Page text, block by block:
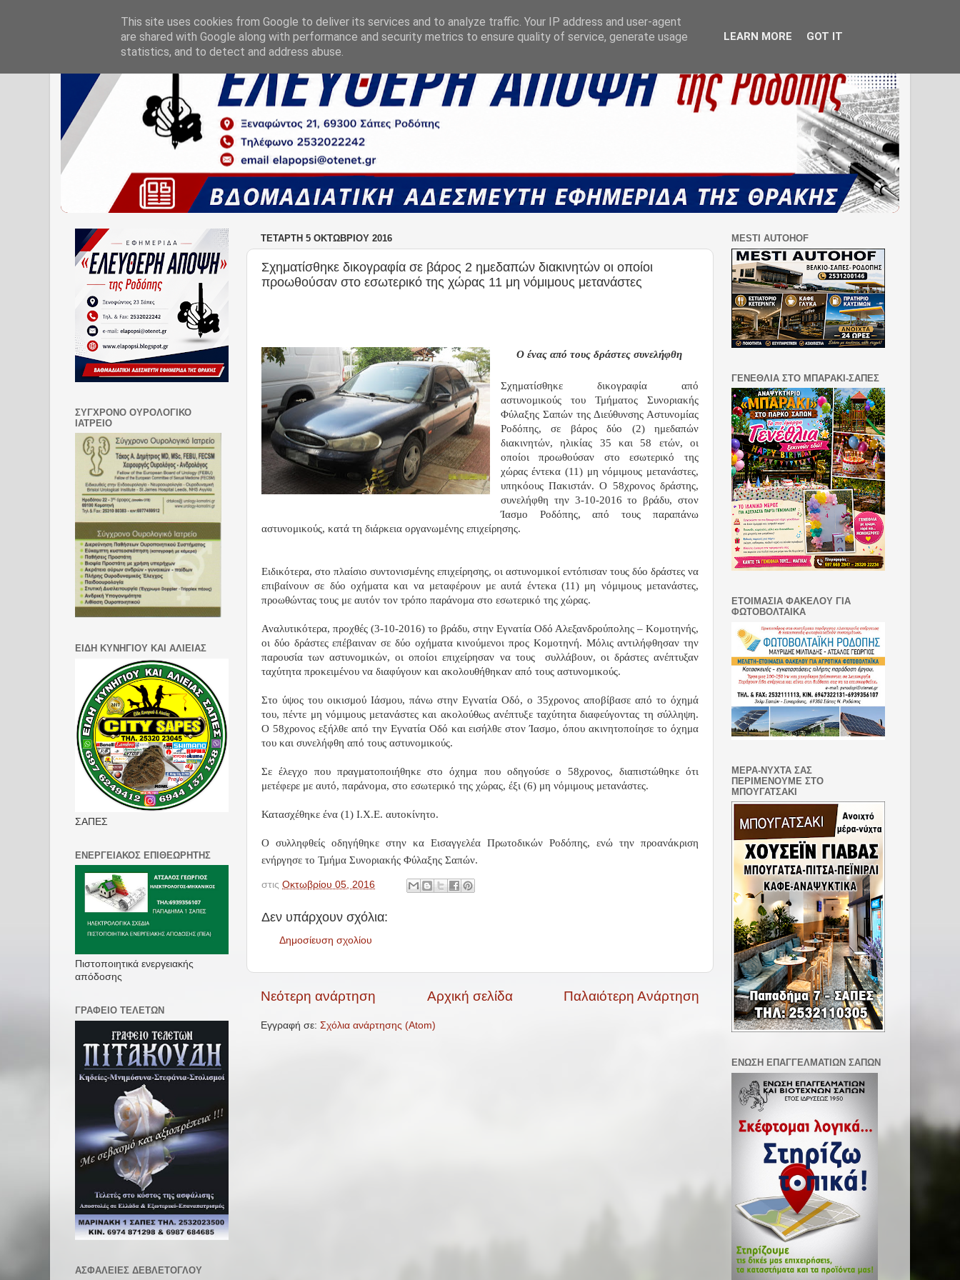
ΤΕΤΆΡΤΗ 5 ΟΚΤΩΒΡΊΟΥ 2016
Σχηματίσθηκε δικογραφία σε βάρος 2 ημεδαπών διακινητών οι οποίοι
προωθούσαν στο εσωτερικό της χώρας 11 μη νόμιμους μετανάστες
Ο ένας από τους δράστες συνελήφθη
Σχηματίσθηκε δικογραφία από
αστυνομικούς του Τμήματος Συνοριακής
Φύλαξης Σαπών της Διεύθυνσης Αστυνομίας
Ροδόπης, σε βάρος δύο (2) ημεδαπών
διακινητών, ηλικίας 35 και 58 ετών, οι
οποίοι προωθούσαν στο εσωτερικό της
χώρας έντεκα (11) μη νόμιμους μετανάστες,
υπηκόους Πακιστάν. Ο 58χρονος δράστης,
συνελήφθη την 3-10-2016 το βράδυ, στον
Ίασμο Ροδόπης, από τους παραπάνω
αστυνομικούς, κατά τη διάρκεια οργανωμένης επιχείρησης.
Ειδικότερα, στο πλαίσιο συντονισμένης επιχείρησης, οι αστυνομικοί εντόπισαν τους δύο δράστες να
επιβαίνουν σε δύο οχήματα και να μεταφέρουν με αυτά έντεκα (11) μη νόμιμους μετανάστες,
προωθώντας τους με αυτόν τον τρόπο παράνομα στο εσωτερικό της χώρας.
Αναλυτικότερα, προχθές (3-10-2016) το βράδυ, στην Εγνατία Οδό Αλεξανδρούπολης – Κομοτηνής,
οι δύο δράστες επέβαιναν σε δύο οχήματα κινούμενοι προς Κομοτηνή. Μόλις αντιλήφθησαν την
παρουσία των αστυνομικών, οι οποίοι επιχείρησαν να τους
συλλάβουν, οι δράστες ανέπτυξαν
ταχύτητα προκειμένου να διαφύγουν και ακολουθήθηκαν από τους αστυνομικούς.
Στο ύψος του οικισμού Ιάσμου, πάνω στην Εγνατία Οδό, ο 35χρονος αποβίβασε από το όχημά
του, πέντε μη νόμιμους μετανάστες και ακολούθως ανέπτυξε ταχύτητα διαφεύγοντας τη σύλληψη.
Ο 58χρονος εξήλθε από την Εγνατία Οδό και εισήλθε στον Ίασμο, όπου ακινητοποίησε το όχημα
του και συνελήφθη από τους αστυνομικούς.
Σε έλεγχο που πραγματοποιήθηκε στο όχημα που οδηγούσε ο 58χρονος, διαπιστώθηκε ότι
μετέφερε με αυτό, παράνομα, στο εσωτερικό της χώρας, έξι (6) μη νόμιμους μετανάστες.
Κατασχέθηκε ένα (1) Ι.Χ.Ε. αυτοκίνητο.
Ο συλληφθείς οδηγήθηκε στην κα Εισαγγελέα Πρωτοδικών Ροδόπης, ενώ την προανάκριση
ενήργησε το Τμήμα Συνοριακής Φύλαξης Σαπών.
στις Οκτωβρίου 05, 2016
Δεν υπάρχουν σχόλια:
Δημοσίευση σχολίου
Νεότερη ανάρτηση Παλαιότερη Ανάρτηση
Αρχική σελίδα
Εγγραφή σε: Σχόλια ανάρτησης (Atom)
ΣΥΓΧΡΟΝΟ ΟΥΡΟΛΟΓΙΚΟ
ΙΑΤΡΕΙΟ
ΕΙΔΗ ΚΥΝΗΓΙΟΥ ΚΑΙ ΑΛΙΕΙΑΣ
ΣΑΠΕΣ
ΕΝΕΡΓΕΙΑΚΟΣ ΕΠΙΘΕΩΡΗΤΗΣ
Πιστοποιητικά ενεργειακής
απόδοσης
ΓΡΑΦΕΙΟ ΤΕΛΕΤΩΝ
ΑΣΦΑΛΕΙΕΣ ΔΕΒΛΕΤΟΓΛΟΥ
MESTI AUTOHOF
ΓΕΝΕΘΛΙΑ ΣΤΟ ΜΠΑΡΑΚΙ-ΣΑΠΕΣ
ΕΤΟΙΜΑΣΙΑ ΦΑΚΕΛΟΥ ΓΙΑ
ΦΩΤΟΒΟΛΤΑΙΚΑ
ΜΕΡΑ-ΝΥΧΤΑ ΣΑΣ
ΠΕΡΙΜΕΝΟΥΜΕ ΣΤΟ
ΜΠΟΥΓΑΤΣΑΚΙ
ΕΝΩΣΗ ΕΠΑΓΓΕΛΜΑΤΙΩΝ ΣΑΠΩΝ
This site uses cookies from Google to deliver its services and to analyze traffic. Your IP address and user-agent
are shared with Google along with performance and security metrics to ensure quality of service, generate usage
statistics, and to detect and address abuse.
LEARN MORE GOT IT